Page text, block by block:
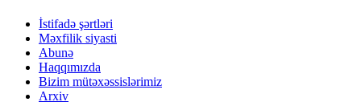
İstifadə şərtləri
Məxfilik siyasti
Abunə
Haqqımızda
Bizim mütəxəssislərimiz
Arxiv